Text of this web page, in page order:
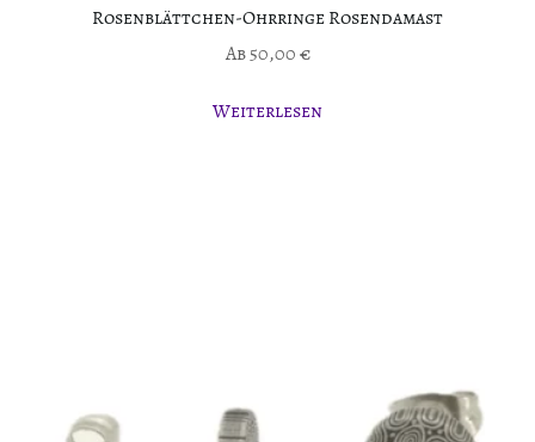
Rosenblättchen-Ohrringe Rosendamast
Ab50,00€
Weiterlesen